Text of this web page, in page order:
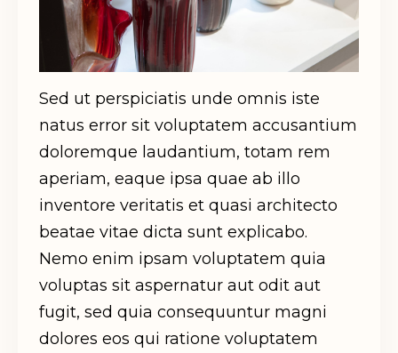
Sed ut perspiciatis unde omnis iste
natus error sit voluptatem accusantium
doloremque laudantium, totam rem
aperiam, eaque ipsa quae ab illo
inventore veritatis et quasi architecto
beatae vitae dicta sunt explicabo.
Nemo enim ipsam voluptatem quia
voluptas sit aspernatur aut odit aut
fugit, sed quia consequuntur magni
dolores eos qui ratione voluptatem